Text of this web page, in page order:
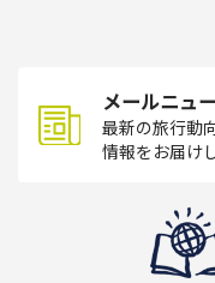
メールニュ
最新の旅行動
情報をお届け